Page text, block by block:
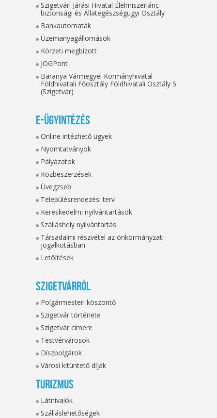
Szigetvári Járási Hivatal Élelmiszerlánc-
biztonsági és Állategészségügyi Osztály
Bankautomaták
Üzemanyagállomások
Körzeti megbízott
JOGPont
Baranya Vármegyei Kormányhivatal
Földhivatali Főosztály Földhivatali Osztály 5.
(Szigetvár)
E-ügyintézés
Online intézhető ügyek
Nyomtatványok
Pályázatok
Közbeszerzések
Üvegzseb
Településrendezési terv
Kereskedelmi nyilvántartások
Szálláshely nyilvántartás
Társadalmi részvétel az önkormányzati
jogalkotásban
Letöltések
Szigetvárról
Polgármesteri köszöntő
Szigetvár története
Szigetvár címere
Testvérvárosok
Díszpolgárok
Városi kitüntető díjak
Turizmus
Látnivalók
Szálláslehetőségek